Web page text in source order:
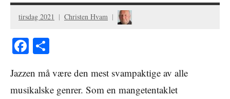
tirsdag 2021 Christen Hvam
Facebook
Jazzen må være den mest svampaktige av alle
musikalske genrer. Som en mangetentaklet